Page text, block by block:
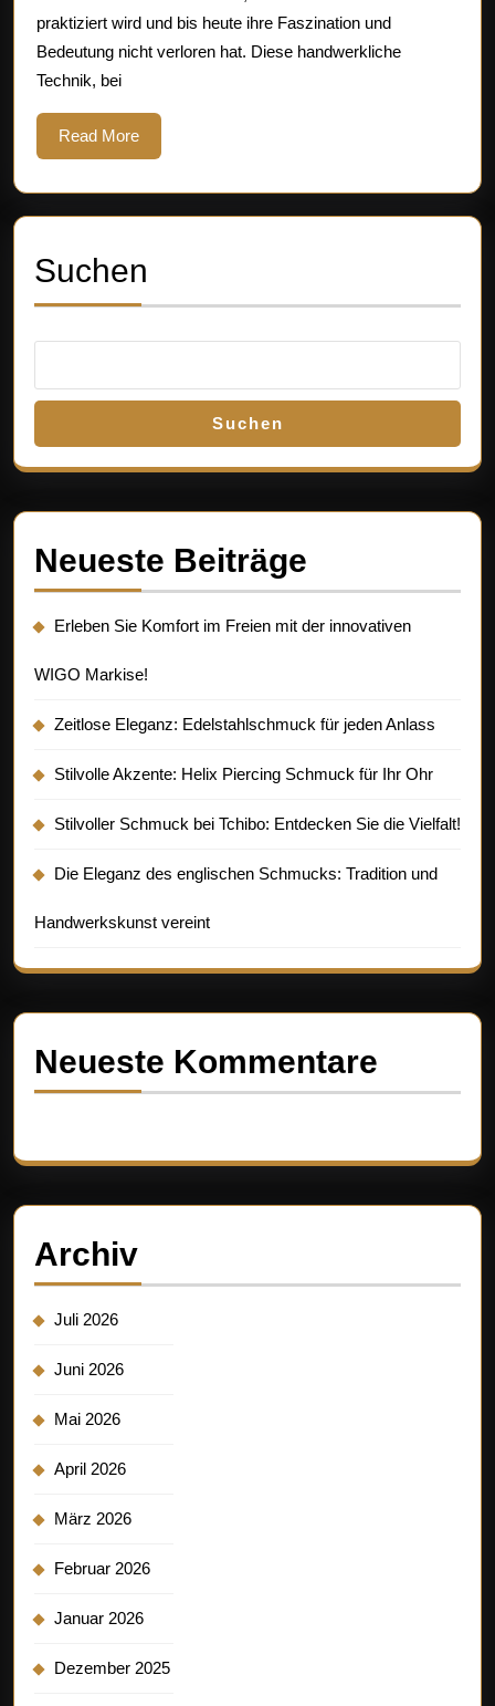
und
praktiziert wird und bis heute ihre Faszination und
Bedeutung nicht verloren hat. Diese handwerkliche
Technik, bei
Read MoreRead
More
Suchen
Suchen
Neueste Beiträge
Erleben Sie Komfort im Freien mit der innovativen
WIGO Markise!
Zeitlose Eleganz: Edelstahlschmuck für jeden Anlass
Stilvolle Akzente: Helix Piercing Schmuck für Ihr Ohr
Stilvoller Schmuck bei Tchibo: Entdecken Sie die Vielfalt!
Die Eleganz des englischen Schmucks: Tradition und
Handwerkskunst vereint
Neueste Kommentare
Archiv
Juli 2026
Juni 2026
Mai 2026
April 2026
März 2026
Februar 2026
Januar 2026
Dezember 2025